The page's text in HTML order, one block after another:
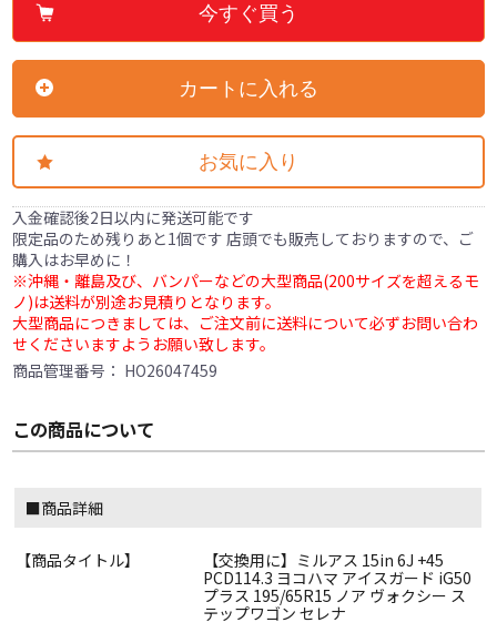
今すぐ買う
カートに入れる
お気に入り
入金確認後2日以内に発送可能です
限定品のため残りあと1個です 店頭でも販売しておりますので、ご
購入はお早めに！
※沖縄・離島及び、バンパーなどの大型商品(200サイズを超えるモ
ノ)は送料が別途お見積りとなります。
大型商品につきましては、ご注文前に送料について必ずお問い合わ
せくださいますようお願い致します。
商品管理番号： HO26047459
この商品について
■商品詳細
【商品タイトル】
【交換用に】ミルアス 15in 6J +45
PCD114.3 ヨコハマ アイスガード iG50
プラス 195/65R15 ノア ヴォクシー ス
テップワゴン セレナ